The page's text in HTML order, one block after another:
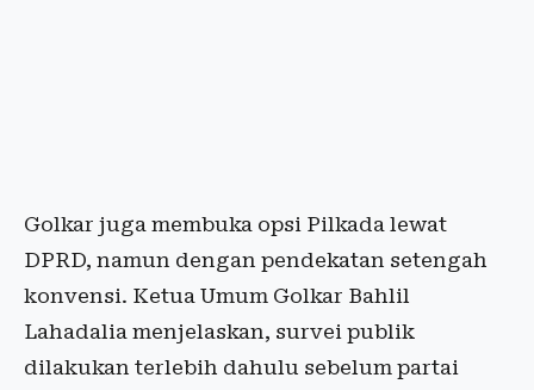
Golkar juga membuka opsi Pilkada lewat
DPRD, namun dengan pendekatan setengah
konvensi. Ketua Umum Golkar Bahlil
Lahadalia menjelaskan, survei publik
dilakukan terlebih dahulu sebelum partai